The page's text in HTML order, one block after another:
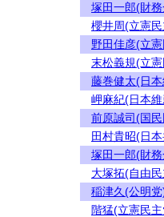
塚田一郎(財
櫻井周(立憲
野田佳彦(立
末松義規(立
藤巻健太(日
岬麻紀(日本
前原誠司(国
田村貴昭(日
塚田一郎(財
大塚拓(自由
稲津久(公明党
階猛(立憲民